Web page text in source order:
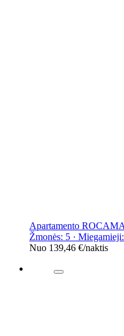
Apartamento
Žmonės: 5 ·
Nuo 139,46 €/naktis